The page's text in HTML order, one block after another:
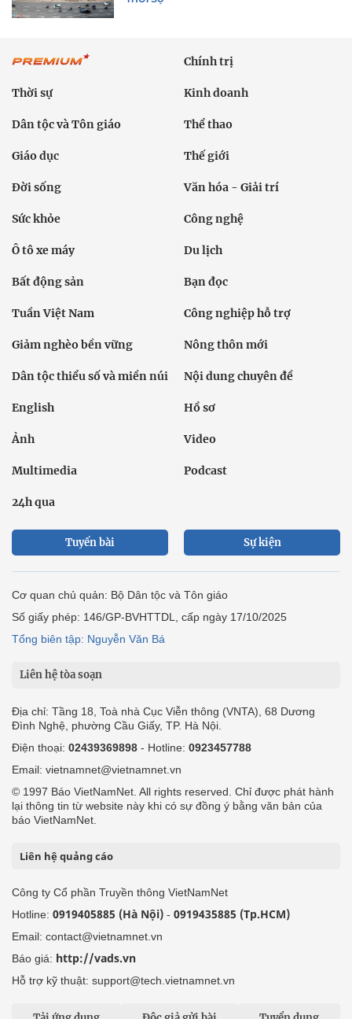
Chính trị
Thời sự Kinh doanh
Dân tộc và Tôn giáo Thể thao
Giáo dục Thế giới
Đời sống Văn hóa - Giải trí
Sức khỏe Công nghệ
Ô tô xe máy Du lịch
Bất động sản Bạn đọc
Tuần Việt Nam Công nghiệp hỗ trợ
Giảm nghèo bền vững Nông thôn mới
Dân tộc thiểu số và miền núi Nội dung chuyên đề
English Hồ sơ
Ảnh Video
Multimedia Podcast
24h qua
Tuyến bài Sự kiện
Cơ quan chủ quản: Bộ Dân tộc và Tôn giáo
Số giấy phép: 146/GP-BVHTTDL, cấp ngày 17/10/2025
Tổng biên tập: Nguyễn Văn Bá
Liên hệ tòa soạn
Địa chỉ: Tầng 18, Toà nhà Cục Viễn thông (VNTA), 68 Dương
Đình Nghệ, phường Cầu Giấy, TP. Hà Nội.
Điện thoại: 02439369898 - Hotline: 0923457788
Email: vietnamnet@vietnamnet.vn
© 1997 Báo VietNamNet. All rights reserved. Chỉ được phát hành
lại thông tin từ website này khi có sự đồng ý bằng văn bản của
báo VietNamNet.
Liên hệ quảng cáo
Công ty Cổ phần Truyền thông VietNamNet
Hotline: 0919405885 (Hà Nội) - 0919435885 (Tp.HCM)
Email: contact@vietnamnet.vn
Báo giá: http://vads.vn
Hỗ trợ kỹ thuật: support@tech.vietnamnet.vn